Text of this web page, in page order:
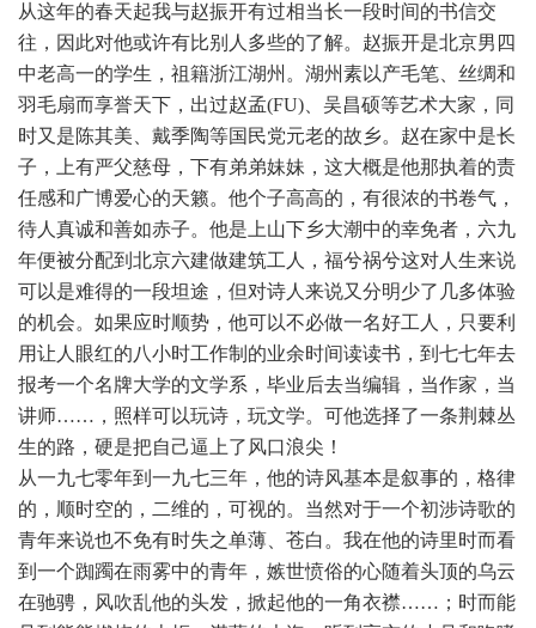
从这年的春天起我与赵振开有过相当长一段时间的书信交
往，因此对他或许有比别人多些的了解。赵振开是北京男四
中老高一的学生，祖籍浙江湖州。湖州素以产毛笔、丝绸和
羽毛扇而享誉天下，出过赵孟(FU)、吴昌硕等艺术大家，同
时又是陈其美、戴季陶等国民党元老的故乡。赵在家中是长
子，上有严父慈母，下有弟弟妹妹，这大概是他那执着的责
任感和广博爱心的天籁。他个子高高的，有很浓的书卷气，
待人真诚和善如赤子。他是上山下乡大潮中的幸免者，六九
年便被分配到北京六建做建筑工人，福兮祸兮这对人生来说
可以是难得的一段坦途，但对诗人来说又分明少了几多体验
的机会。如果应时顺势，他可以不必做一名好工人，只要利
用让人眼红的八小时工作制的业余时间读读书，到七七年去
报考一个名牌大学的文学系，毕业后去当编辑，当作家，当
讲师……，照样可以玩诗，玩文学。可他选择了一条荆棘丛
生的路，硬是把自己逼上了风口浪尖！
从一九七零年到一九七三年，他的诗风基本是叙事的，格律
的，顺时空的，二维的，可视的。当然对于一个初涉诗歌的
青年来说也不免有时失之单薄、苍白。我在他的诗里时而看
到一个踟躅在雨雾中的青年，嫉世愤俗的心随着头顶的乌云
在驰骋，风吹乱他的头发，掀起他的一角衣襟……；时而能